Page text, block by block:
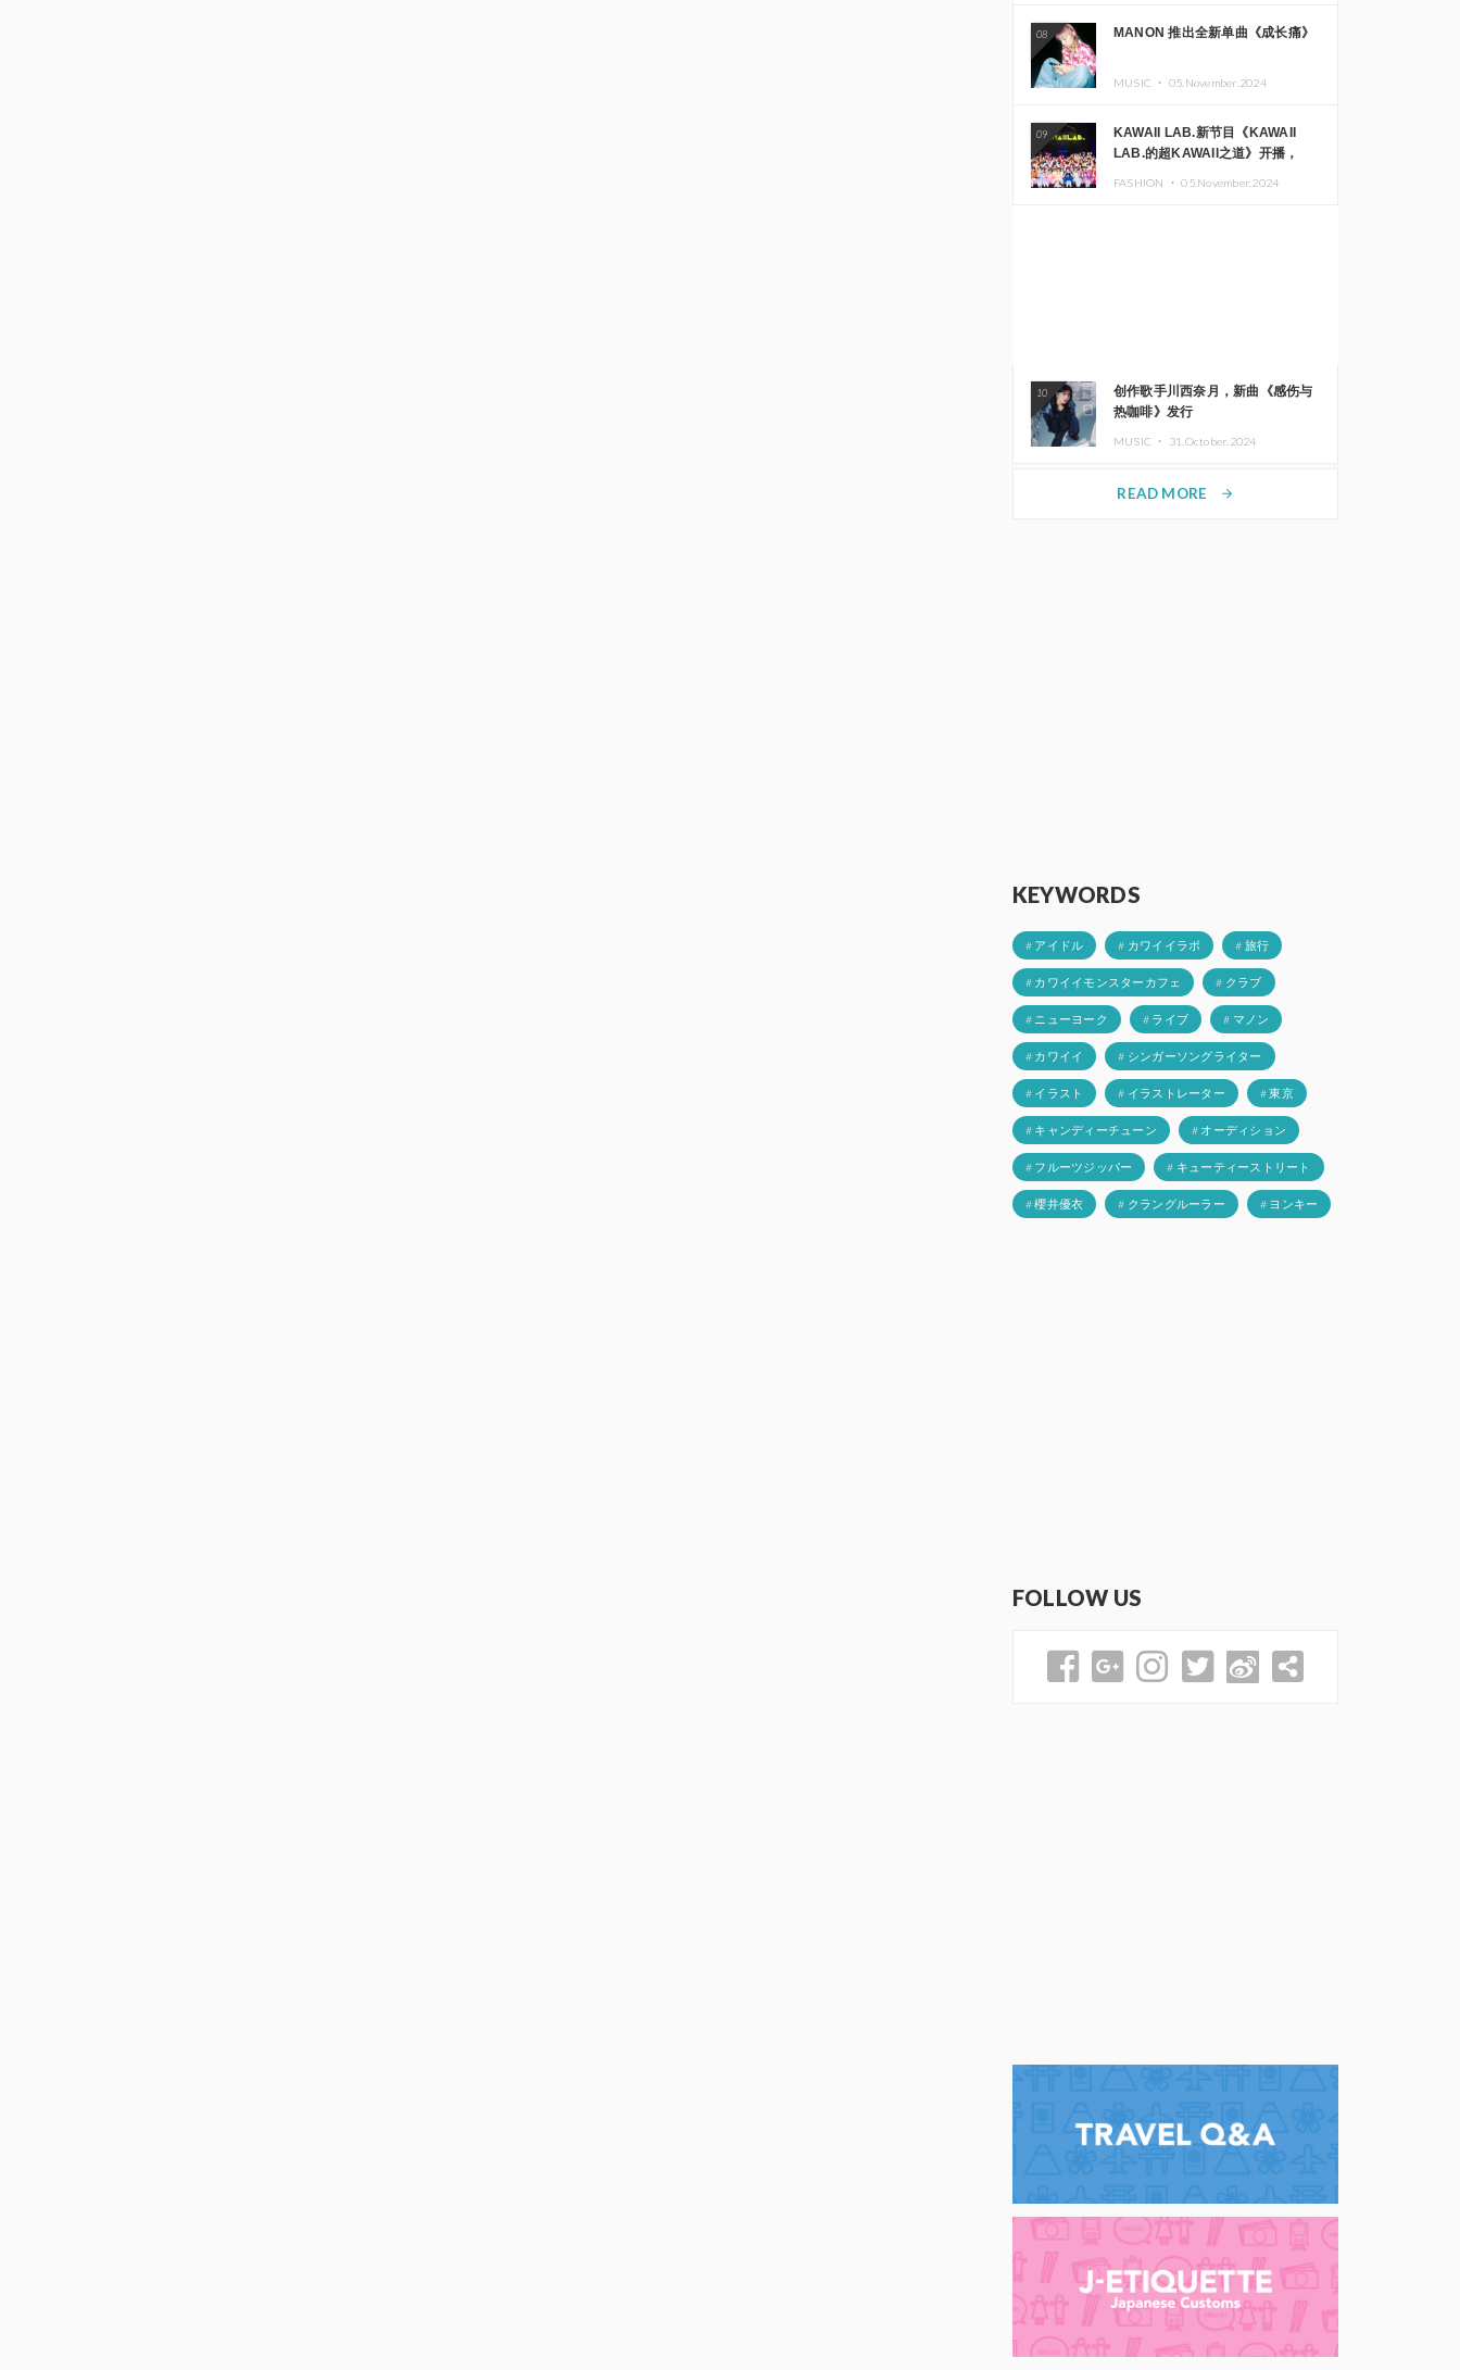
08 MANON 推出全新单曲《成长痛》
MUSIC ・ 05.November.2024
09
KAWAII LAB.新节目《KAWAII
LAB.的超KAWAII之道》开播，
FASHION ・05.November.2024
10
创作歌手川西奈月，新曲《感伤与
热咖啡》发行
MUSIC ・ 31.October.2024
READ MORE arrow_forward
KEYWORDS
# アイドル # カワイイラボ # 旅行
# カワイイモンスターカフェ # クラブ
# ニューヨーク # ライブ # マノン
# カワイイ # シンガーソングライター
# イラスト # イラストレーター # 東京
# キャンディーチューン # オーディション
# フルーツジッパー # キューティーストリート
# 櫻井優衣 # クラングルーラー # ヨンキー
FOLLOW US